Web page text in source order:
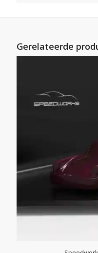
Gerelateerde